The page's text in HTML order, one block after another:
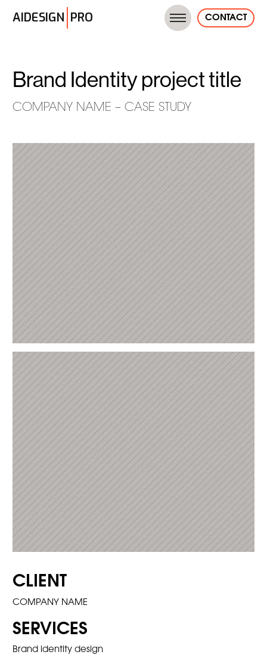
AIDESIGN PRO CONTACT
Brand Identity project title
COMPANY NAME – CASE STUDY
CLIENT
COMPANY NAME
SERVICES
Brand identity design